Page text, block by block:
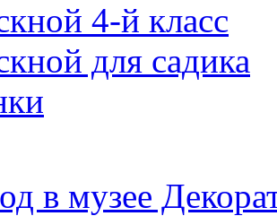
4-й класс
для садика
в музее